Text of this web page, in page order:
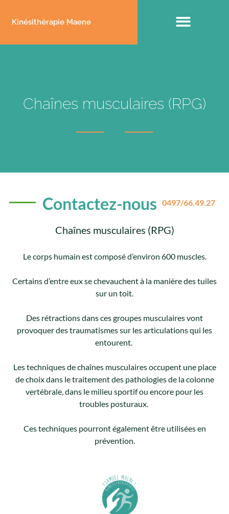
Kinésithérapie Maene
Chaînes musculaires (RPG)
Contactez-nous 0497/66.49.27
Chaînes musculaires (RPG)
Le corps humain est composé d’environ 600 muscles.
Certains d’entre eux se chevauchent à la manière des tuiles
sur un toit.
Des rétractions dans ces groupes musculaires vont
provoquer des traumatismes sur les articulations qui les
entourent.
Les techniques de chaînes musculaires occupent une place
de choix dans le traitement des pathologies de la colonne
vertébrale, dans le milieu sportif ou encore pour les
troubles posturaux.
Ces techniques pourront également être utilisées en
prévention.